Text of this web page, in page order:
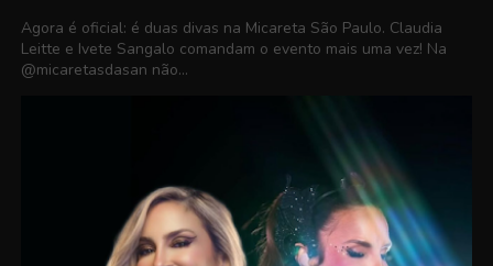
Agora é oficial: é duas divas na Micareta São Paulo. Claudia
Leitte e Ivete Sangalo comandam o evento mais uma vez! Na
@micaretasdasan não...